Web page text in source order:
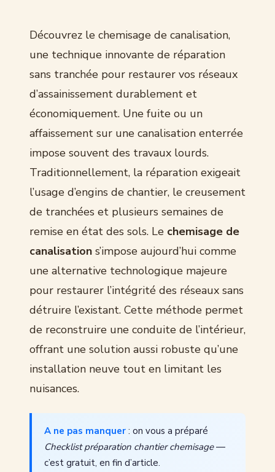
Découvrez le chemisage de canalisation,
une technique innovante de réparation
sans tranchée pour restaurer vos réseaux
d’assainissement durablement et
économiquement. Une fuite ou un
affaissement sur une canalisation enterrée
impose souvent des travaux lourds.
Traditionnellement, la réparation exigeait
l’usage d’engins de chantier, le creusement
de tranchées et plusieurs semaines de
remise en état des sols. Le chemisage de
canalisation s’impose aujourd’hui comme
une alternative technologique majeure
pour restaurer l’intégrité des réseaux sans
détruire l’existant. Cette méthode permet
de reconstruire une conduite de l’intérieur,
offrant une solution aussi robuste qu’une
installation neuve tout en limitant les
nuisances.
A ne pas manquer : on vous a préparé
Checklist préparation chantier chemisage—
c’est gratuit, en fin d’article.